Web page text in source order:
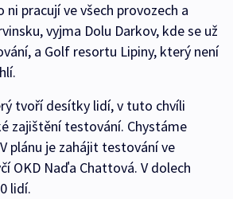
ni pracují ve všech provozech a
vyjma Dolu Darkov, kde se už
a Golf resortu Lipiny, který není
tvoří desítky lidí, v tuto chvíli
zajištění testování. Chystáme
plánu je zahájit testování ve
OKD Naďa Chattová. V dolech
lidí.